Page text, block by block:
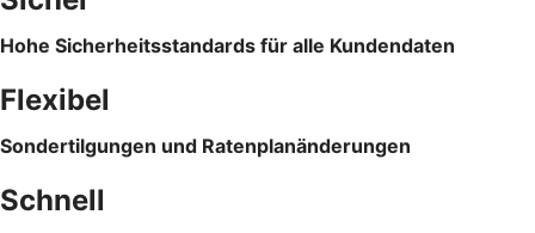
Hohe Sicherheitsstandards für alle Kundendaten
Flexibel
Sondertilgungen und Ratenplanänderungen
Schnell